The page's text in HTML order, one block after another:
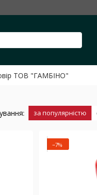
ТОВ "ГАМБІНО"
за популярністю
−7%